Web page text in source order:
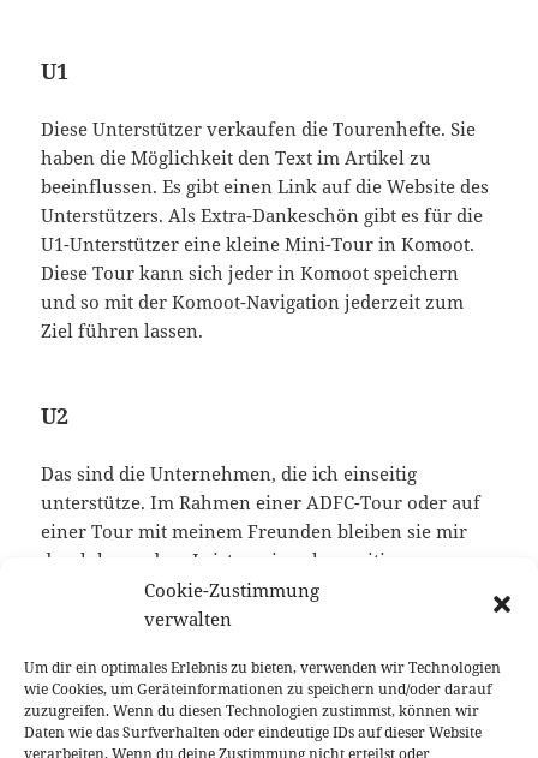
Cookie-Zustimmung
verwalten
Um dir ein optimales Erlebnis zu bieten, verwenden wir Technologien
wie Cookies, um Geräteinformationen zu speichern und/oder darauf
zuzugreifen. Wenn du diesen Technologien zustimmst, können wir
Daten wie das Surfverhalten oder eindeutige IDs auf dieser Website
verarbeiten. Wenn du deine Zustimmung nicht erteilst oder
U1
Diese Unterstützer verkaufen die Tourenhefte. Sie
haben die Möglichkeit den Text im Artikel zu
beeinflussen. Es gibt einen Link auf die Website des
Unterstützers. Als Extra-Dankeschön gibt es für die
U1-Unterstützer eine kleine Mini-Tour in Komoot.
Diese Tour kann sich jeder in Komoot speichern
und so mit der Komoot-Navigation jederzeit zum
Ziel führen lassen.
U2
Das sind die Unternehmen, die ich einseitig
unterstütze. Im Rahmen einer ADFC-Tour oder auf
einer Tour mit meinem Freunden bleiben sie mir
durch besondere Leistung in sehr positiver
Errinnerung.
U3
Diese Unterstützungsart würde ich als Werbung im